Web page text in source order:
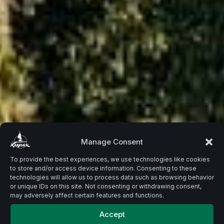
Manage Consent
To provide the best experiences, we use technologies like cookies
to store and/or access device information. Consenting to these
technologies will allow us to process data such as browsing behavior
or unique IDs on this site. Not consenting or withdrawing consent,
may adversely affect certain features and functions.
Accept
Beste
Zutaten.